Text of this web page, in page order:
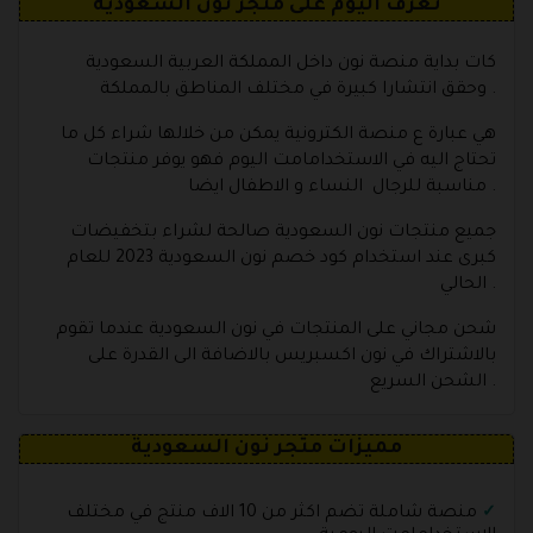
تعرف اليوم على متجر نون السعودية
كات بداية منصة نون داخل المملكة العربية السعودية
وحقق انتشارا كبيرة في مختلف المناطق بالمملكة .
هي عبارة ع منصة الكترونية يمكن من خلالها شراء كل ما
تحتاج اليه في الاستخدامامت اليوم فهو يوفر منتجات
مناسبة للرجال النساء و الاطفال ايضا .
جميع منتجات نون السعودية صالحة لشراء بتخفيضات
كبرى عند استخدام كود خصم نون السعودية 2023 للعام
الحالي .
شحن مجاني على المنتجات في نون السعودية عندما تقوم
بالاشتراك في نون اكسبريس بالاضافة الى القدرة على
الشحن السريع .
مميزات متجر نون السعودية
منصة شاملة تضم اكثر من 10 الاف منتج في مختلف